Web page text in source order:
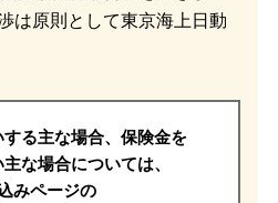
は原則として東京海上日動
る主な場合、保険金を
主な場合については、
みページの